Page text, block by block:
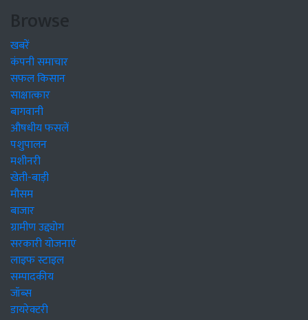
Browse
खबरें
कंपनी समाचार
सफल किसान
साक्षात्कार
बागवानी
औषधीय फसलें
पशुपालन
मशीनरी
खेती-बाड़ी
मौसम
बाजार
ग्रामीण उद्द्योग
सरकारी योजनाएं
लाइफ स्टाइल
सम्पादकीय
जॉब्स
डायरेक्टरी